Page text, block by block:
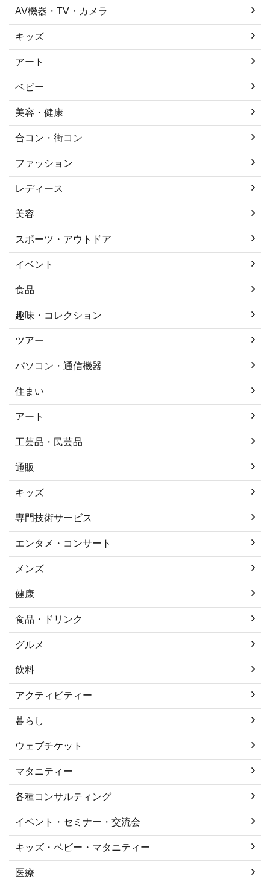
AV機器・TV・カメラ
キッズ
アート
ベビー
美容・健康
合コン・街コン
ファッション
レディース
美容
スポーツ・アウトドア
イベント
食品
趣味・コレクション
ツアー
パソコン・通信機器
住まい
アート
工芸品・民芸品
通販
キッズ
専門技術サービス
エンタメ・コンサート
メンズ
健康
食品・ドリンク
グルメ
飲料
アクティビティー
暮らし
ウェブチケット
マタニティー
各種コンサルティング
イベント・セミナー・交流会
キッズ・ベビー・マタニティー
医療